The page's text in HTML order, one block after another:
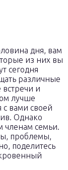
дня, вам
из них вы
сегодня
различные
встречи и
лучше
с вами своей
Однако
членам семьи.
проблемы,
поделитесь